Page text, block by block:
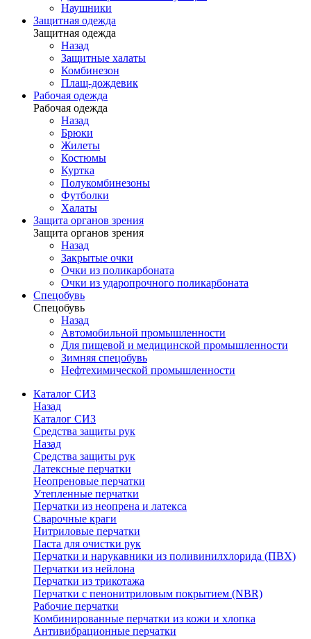
Наушники
Защитная одежда
Защитная одежда
Назад
Защитные халаты
Комбинезон
Плащ-дождевик
Рабочая одежда
Рабочая одежда
Назад
Брюки
Жилеты
Костюмы
Куртка
Полукомбинезоны
Футболки
Халаты
Защита органов зрения
Защита органов зрения
Назад
Закрытые очки
Очки из поликарбоната
Очки из ударопрочного поликарбоната
Спецобувь
Спецобувь
Назад
Автомобильной промышленности
Для пищевой и медицинской промышленности
Зимняя спецобувь
Нефтехимической промышленности
Каталог СИЗ
Назад
Каталог СИЗ
Средства защиты рук
Назад
Средства защиты рук
Латексные перчатки
Неопреновые перчатки
Утепленные перчатки
Перчатки из неопрена и латекса
Сварочные краги
Нитриловые перчатки
Паста для очистки рук
Перчатки и нарукавники из поливинилхлорида (ПВХ)
Перчатки из нейлона
Перчатки из трикотажа
Перчатки с пенонитриловым покрытием (NBR)
Рабочие перчатки
Комбинированные перчатки из кожи и хлопка
Антивибрационные перчатки